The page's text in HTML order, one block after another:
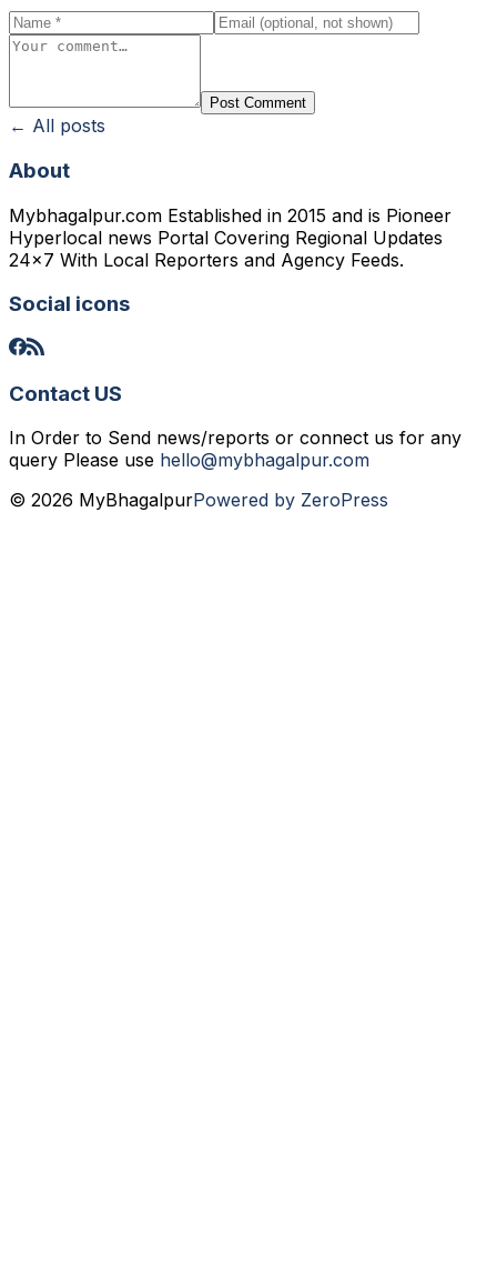
Post Comment
← All posts
About
Mybhagalpur.com Established in 2015 and is Pioneer
Hyperlocal news Portal Covering Regional Updates
24x7 With Local Reporters and Agency Feeds.
Social icons
Contact US
In Order to Send news/reports or connect us for any
query Please use hello@mybhagalpur.com
© 2026 MyBhagalpurPowered by ZeroPress